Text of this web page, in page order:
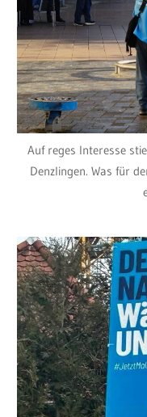
Auf reges Interesse
Denzlingen. Was für